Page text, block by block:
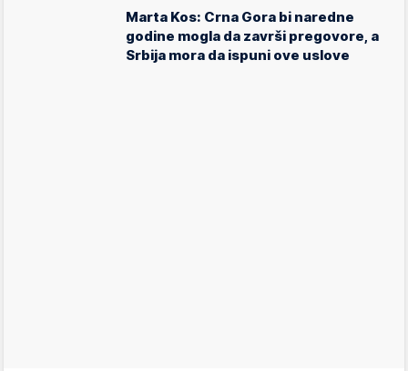
Marta Kos: Crna Gora bi naredne
godine mogla da završi pregovore, a
Srbija mora da ispuni ove uslove